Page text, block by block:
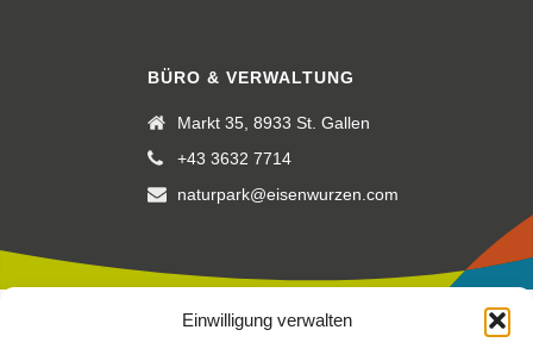
Einwilligung verwalten
BÜRO & VERWALTUNG
Markt 35, 8933 St. Gallen
+43 3632 7714
naturpark@eisenwurzen.com